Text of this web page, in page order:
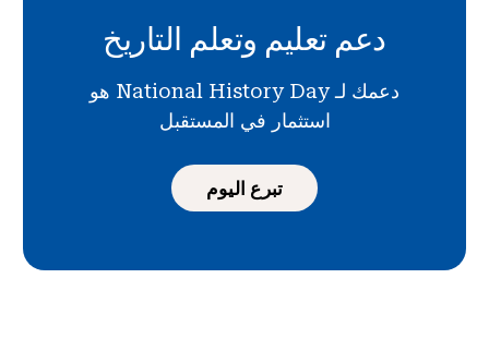
دعم تعليم وتعلم التاريخ
دعمك لـ National History Day هو
استثمار في المستقبل
تبرع اليوم